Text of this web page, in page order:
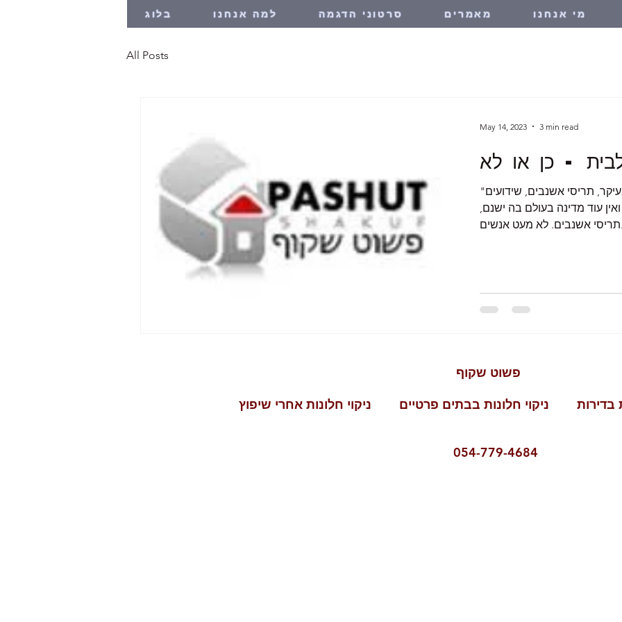
מי אנחנו מאמרים סרטוני הדגמה למה אנחנו בלוג
All Posts
"תריס", זוהי המצאה ישראלית ובעיקר, תריסי אשנבים, שידועים
עוד מדינה בעולם בה ישנם,
May 14, 2023 3 min read
שקוף
בדירות ניקוי חלונות בבתים פרטיים ניקוי חלונות אחרי שיפוץ